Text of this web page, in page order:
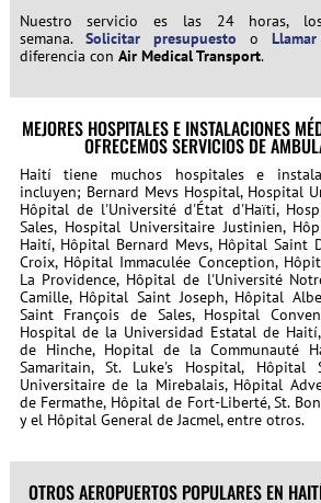
Nuestro servicio es las 24 horas,
semana. Solicitar presupuesto o Llamar
diferencia con Air Medical Transport.
MEJORES HOSPITALES E INSTALACIONES
OFRECEMOS SERVICIOS DE
Haití tiene muchos hospitales e
incluyen; Bernard Mevs Hospital, Hospital
Hôpital de l'Université d'État d'Haïti,
Sales, Hospital Universitaire Justinien,
Haití, Hôpital Bernard Mevs, Hôpital Saint
Croix, Hôpital Immaculée Conception,
La Providence, Hôpital de l'Université
Camille, Hôpital Saint Joseph, Hôpital
Saint François de Sales, Hospital
Hospital de la Universidad Estatal de
de Hinche, Hopital de la Communauté
Samaritain, St. Luke's Hospital, Hôpital
Universitaire de la Mirebalais, Hôpital
de Fermathe, Hôpital de Fort-Liberté, St.
y el Hôpital General de Jacmel, entre otros.
OTROS AEROPUERTOS POPULARES EN